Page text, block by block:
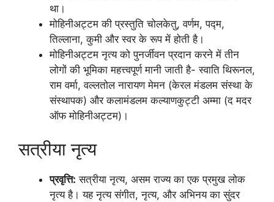
था।
मोहिनीअट्टम की प्रस्तुति चोलकेतु, वर्णम, पद्म,
तिल्लाना, कुमी और स्वर के रूप में होती है।
मोहिनीअट्टम नृत्य को पुनर्जीवन प्रदान करने में तीन
लोगों की भूमिका महत्त्वपूर्ण मानी जाती है- स्वाति थिरूनल,
राम वर्मा, वल्लतोल नारायण मेमन (केरल मंडलम संस्था के
संस्थापक) और कलामंडलम कल्याणकुट्टी अम्मा (द मदर
ऑफ मोहिनीअट्टम)।
सत्रीया नृत्य
प्रवृत्ति: सत्रीया नृत्य, असम राज्य का एक प्रमुख लोक
नृत्य है। यह नृत्य संगीत, नृत्य, और अभिनय का सुंदर